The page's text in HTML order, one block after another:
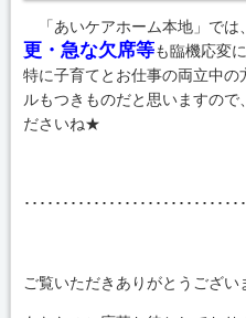
「あいケアホーム本地」では
更・急な欠席等も臨機応変
特に子育てとお仕事の両立中の
ルもつきものだと思いますので
ださいね★
･･･････････････････････････
ご覧いただきありがとうござい